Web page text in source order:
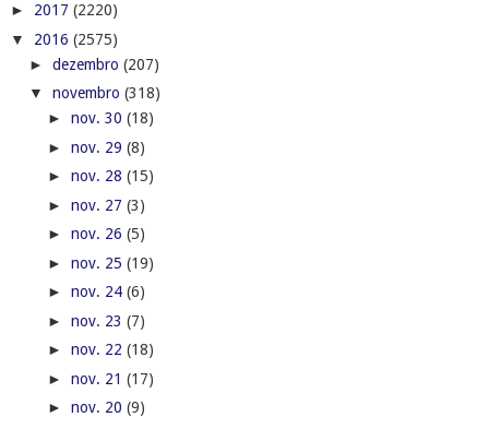
► 2017 (2220)
▼ 2016 (2575)
► dezembro (207)
▼ novembro (318)
► nov. 30 (18)
► nov. 29 (8)
► nov. 28 (15)
► nov. 27 (3)
► nov. 26 (5)
► nov. 25 (19)
► nov. 24 (6)
► nov. 23 (7)
► nov. 22 (18)
► nov. 21 (17)
► nov. 20 (9)